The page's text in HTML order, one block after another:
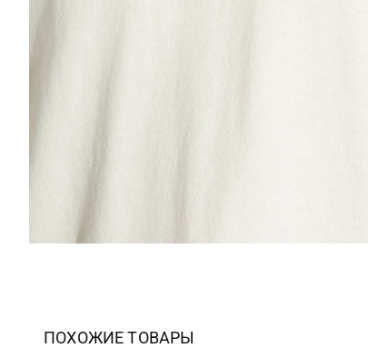
ПОХОЖИЕ ТОВАРЫ